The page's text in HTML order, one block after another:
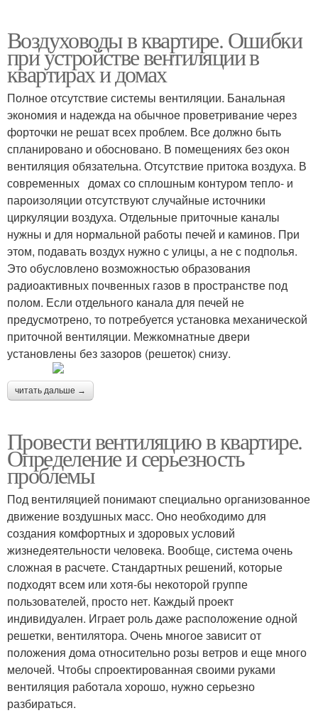
Воздуховоды в квартире. Ошибки
при устройстве вентиляции в
квартирах и домах
Полное отсутствие системы вентиляции. Банальная
экономия и надежда на обычное проветривание через
форточки не решат всех проблем. Все должно быть
спланировано и обосновано. В помещениях без окон
вентиляция обязательна. Отсутствие притока воздуха. В
современных домах со сплошным контуром тепло- и
пароизоляции отсутствуют случайные источники
циркуляции воздуха. Отдельные приточные каналы
нужны и для нормальной работы печей и каминов. При
этом, подавать воздух нужно с улицы, а не с подполья.
Это обусловлено возможностью образования
радиоактивных почвенных газов в пространстве под
полом. Если отдельного канала для печей не
предусмотрено, то потребуется установка механической
приточной вентиляции. Межкомнатные двери
установлены без зазоров (решеток) снизу.
читать дальше →
Провести вентиляцию в квартире.
Определение и серьезность
проблемы
Под вентиляцией понимают специально организованное
движение воздушных масс. Оно необходимо для
создания комфортных и здоровых условий
жизнедеятельности человека. Вообще, система очень
сложная в расчете. Стандартных решений, которые
подходят всем или хотя-бы некоторой группе
пользователей, просто нет. Каждый проект
индивидуален. Играет роль даже расположение одной
решетки, вентилятора. Очень многое зависит от
положения дома относительно розы ветров и еще много
мелочей. Чтобы спроектированная своими руками
вентиляция работала хорошо, нужно серьезно
разбираться.